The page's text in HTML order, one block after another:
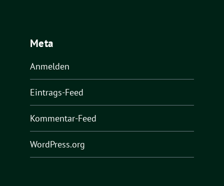
Meta
Anmelden
Eintrags-Feed
Kommentar-Feed
WordPress.org